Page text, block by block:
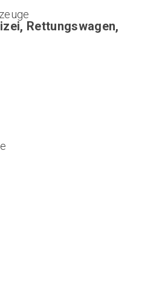
Rettungswagen,